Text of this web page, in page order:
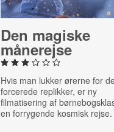
Den magiske
månerejse
Hvis man lukker ørerne for
forcerede replikker, er ny
filmatisering af
en forrygende kosmisk rejse.